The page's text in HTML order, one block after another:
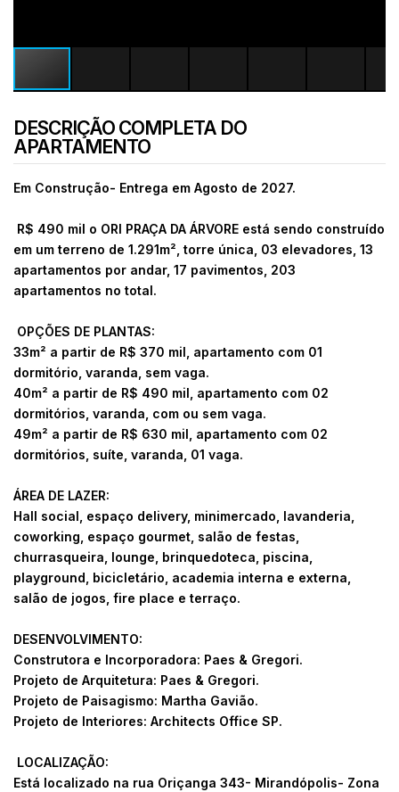
DESCRIÇÃO COMPLETA DO
APARTAMENTO
Em Construção- Entrega em Agosto de 2027.
R$ 490 mil o ORI PRAÇA DA ÁRVORE está sendo construído
em um terreno de 1.291m², torre única, 03 elevadores, 13
apartamentos por andar, 17 pavimentos, 203
apartamentos no total.
OPÇÕES DE PLANTAS:
33m² a partir de R$ 370 mil, apartamento com 01
dormitório, varanda, sem vaga.
40m² a partir de R$ 490 mil, apartamento com 02
dormitórios, varanda, com ou sem vaga.
49m² a partir de R$ 630 mil, apartamento com 02
dormitórios, suíte, varanda, 01 vaga.
ÁREA DE LAZER:
Hall social, espaço delivery, minimercado, lavanderia,
coworking, espaço gourmet, salão de festas,
churrasqueira, lounge, brinquedoteca, piscina,
playground, bicicletário, academia interna e externa,
salão de jogos, fire place e terraço.
DESENVOLVIMENTO:
Construtora e Incorporadora: Paes & Gregori.
Projeto de Arquitetura: Paes & Gregori.
Projeto de Paisagismo: Martha Gavião.
Projeto de Interiores: Architects Office SP.
LOCALIZAÇÃO:
Está localizado na rua Oriçanga 343- Mirandópolis- Zona